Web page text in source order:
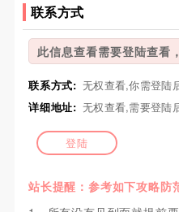
联系方式
此信息查看需要登陆查看
联系方式: 无权查看,你需登陆
详细地址: 无权查看,需要登陆
登陆
站长提醒：参考如下攻略防